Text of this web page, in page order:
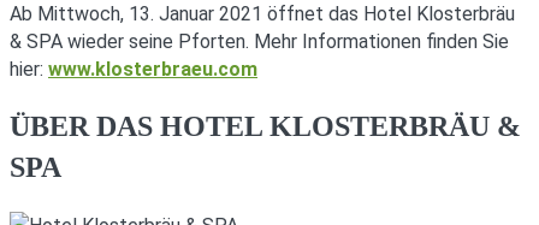
Ab Mittwoch, 13. Januar 2021 öffnet das Hotel Klosterbräu
& SPA wieder seine Pforten. Mehr Informationen finden Sie
hier: www.klosterbraeu.com
ÜBER DAS HOTEL KLOSTERBRÄU &
SPA